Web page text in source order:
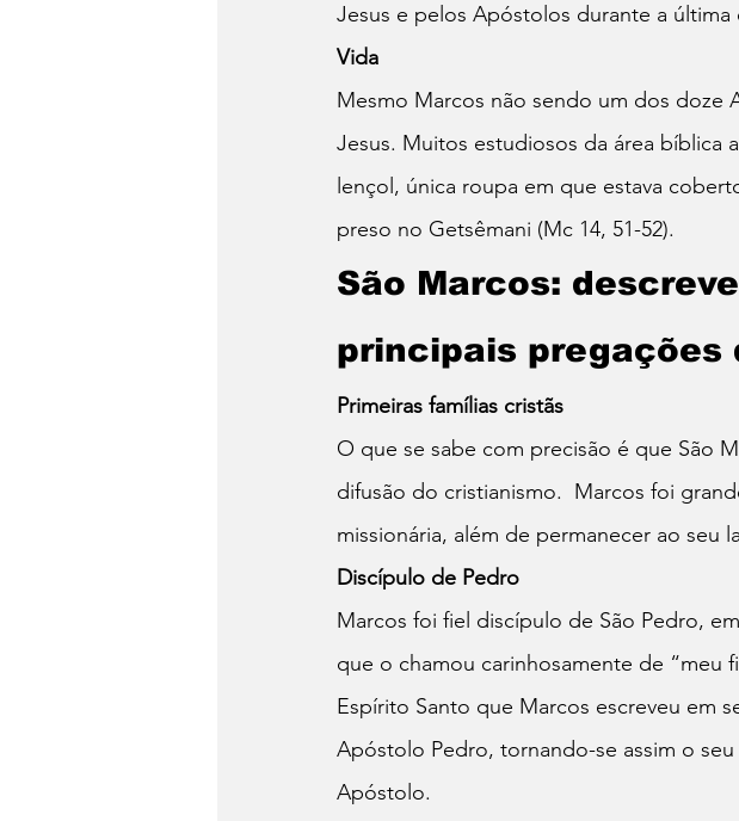
Jesus e pelos Apóstolos durante a última
Vida
Mesmo Marcos não sendo um dos doze
Jesus. Muitos estudiosos da área bíblica
lençol, única roupa em que estava
preso no Getsêmani (Mc 14, 51-52).
São Marcos:
principais pregações
Primeiras famílias cristãs
O que se sabe com precisão é que São
difusão do cristianismo.  Marcos foi
missionária, além de permanecer ao seu
Discípulo de Pedro
Marcos foi fiel discípulo de São Pedro,
que o chamou carinhosamente de “meu
Espírito Santo que Marcos escreveu em
Apóstolo Pedro, tornando-se assim o
Apóstolo.